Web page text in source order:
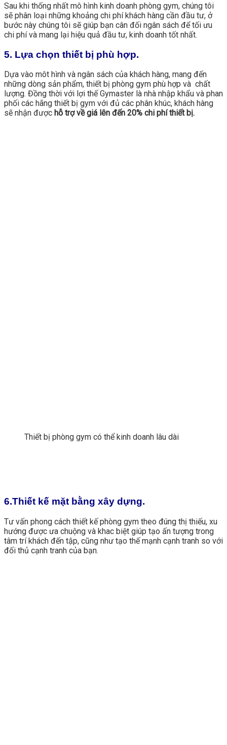
Sau khi thống nhất mô hình kinh doanh phòng gym, chúng tôi
sẽ phân loại những khoảng chi phí khách hàng cần đầu tư, ở
bước này chúng tôi sẽ giúp bạn cân đối ngân sách để tối ưu
chi phí và mang lại hiệu quả đầu tư, kinh doanh tốt nhất.
5. Lựa chọn thiết bị phù hợp.
Dựa vào môt hình và ngân sách của khách hàng, mang đến
những dòng sản phẩm, thiết bị phòng gym phù hợp và chất
lượng. Đồng thời với lợi thế Gymaster là nhà nhập khẩu và phan
phối các hãng thiết bị gym với đủ các phân khúc, khách hàng
sẽ nhận được hỗ trợ về giá lên đến 20% chi phí thiết bị.
Thiết bị phòng gym có thể kinh doanh lâu dài
6.Thiết kế mặt bằng xây dựng.
Tư vấn phong cách thiết kế phòng gym theo đúng thị thiếu, xu
hướng được ưa chuộng và khac biệt giúp tạo ấn tượng trong
tâm trí khách đến tập, cũng như tạo thế mạnh cạnh tranh so với
đối thủ cạnh tranh của bạn.